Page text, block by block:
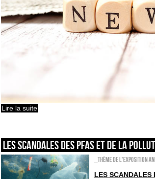
Lire la suite
Les scandales des PFAS et de la
_Thème de l'exposition
LES SCANDALES